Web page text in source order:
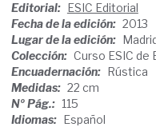
Editorial: ESIC Editorial
Fecha de la edición: 2013
Lugar de la edición:
Colección: Curso ESIC de
Encuadernación: Rústica
Medidas: 22 cm
Nº Pág.: 115
Idiomas: Español